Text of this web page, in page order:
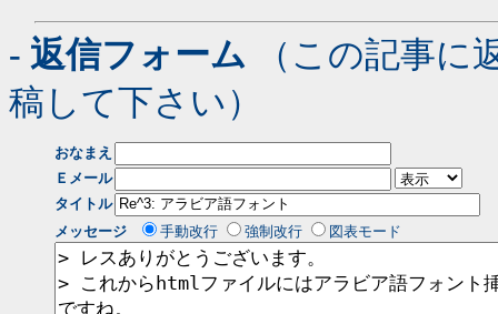
- 返信フォーム （この記事に
稿して下さい）
おなまえ
Ｅメール
タイトル
メッセージ
手動改行 強制改行 図表モード